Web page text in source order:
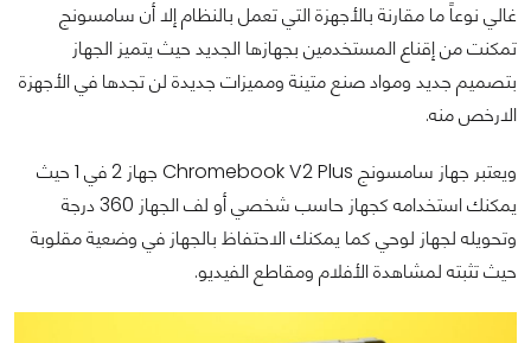
غالي نوعاً ما مقارنة بالأجهزة التي تعمل بالنظام إلا أن سامسونج
تمكنت من إقناع المستخدمين بجهازها الجديد حيث يتميز الجهاز
بتصميم جديد ومواد صنع متينة ومميزات جديدة لن تجدها في الأجهزة
الارخص منه.
ويعتبر جهاز سامسونج Chromebook V2 Plus جهاز 2 في 1 حيث
يمكنك استخدامه كجهاز حاسب شخصي أو لف الجهاز 360 درجة
وتحويله لجهاز لوحي كما يمكنك الاحتفاظ بالجهاز في وضعية مقلوبة
حيث تثبته لمشاهدة الأفلام ومقاطع الفيديو.